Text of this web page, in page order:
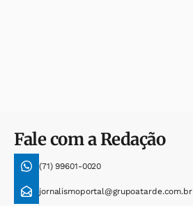
Fale com a Redação
(71) 99601-0020
jornalismoportal@grupoatarde.com.br